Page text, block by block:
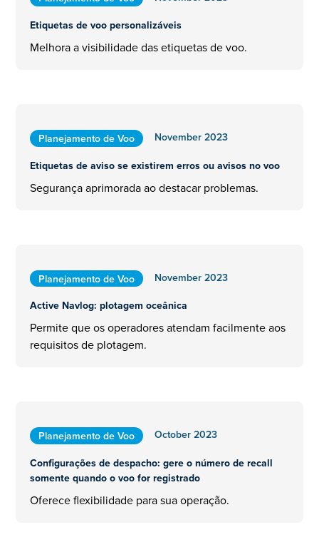
Etiquetas de voo personalizáveis
Melhora a visibilidade das etiquetas de voo.
Planejamento de Voo
November 2023
Etiquetas de aviso se existirem erros ou avisos no voo
Segurança aprimorada ao destacar problemas.
Planejamento de Voo
November 2023
Active Navlog: plotagem oceânica
Permite que os operadores atendam facilmente aos
requisitos de plotagem.
Planejamento de Voo
October 2023
Configurações de despacho: gere o número de recall
somente quando o voo for registrado
Oferece flexibilidade para sua operação.